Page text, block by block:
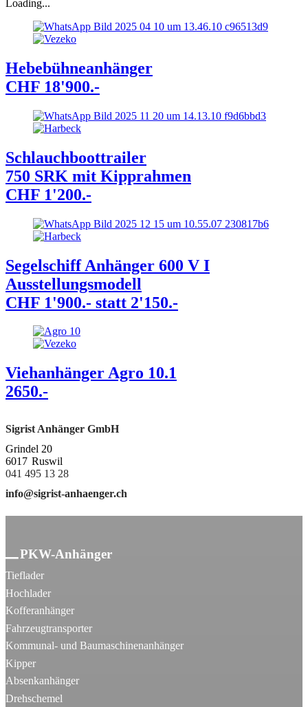
Loading...
Hebebühneanhänger
CHF 18'900.-
Schlauchboottrailer
750 SRK mit Kipprahmen
CHF 1'200.-
Segelschiff Anhänger 600 V I
Ausstellungsmodell
CHF 1'900.- statt 2'150.-
Viehanhänger Agro 10.1
2650.-
Sigrist Anhänger GmbH
Grindel 20
6017 Ruswil
041 495 13 28
info@sigrist-anhaenger.ch
PKW-Anhänger
Tieflader
Hochlader
Kofferanhänger
Fahrzeugtransporter
Kommunal- und Baumaschinenanhänger
Kipper
Absenkanhänger
Drehschemel